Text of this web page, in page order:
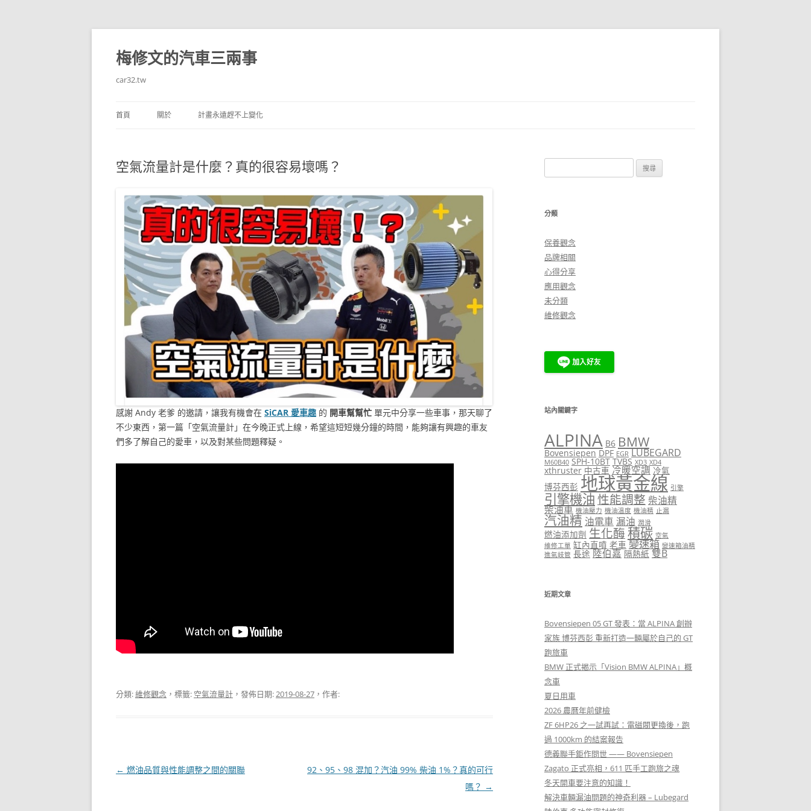
跳
主
要
內
梅修文的汽車三兩事
car32.tw
首頁 關於 計畫永遠趕不上變化
空氣流量計是什麼？真的很容易壞嗎？
感謝 Andy 老爹 的邀請，讓我有機會在 SiCAR 愛車趣 的 開車幫幫忙 單元中分享一些車事，那天聊了
不少東西，第一篇「空氣流量計」在今晚正式上線，希望這短短幾分鐘的時間，能夠讓有興趣的車友
們多了解自己的愛車，以及對某些問題釋疑。
分類:維修觀念 ，標籤: 空氣流量計 ，發佈日期:2019-08-27 ，作者:
文
← 燃油品質與性能調整之間的關聯
92、95、98 混加？汽油 99% 柴油 1%？真的可行
嗎？ →
尋
鍵
分類
保養觀念
品牌相關
心得分享
應用觀念
未分類
維修觀念
站內關鍵字
ALPINA B6 BMW
Bovensiepen DPF EGR LUBEGARD
M60B40 SPH-10BT TVBS XD3 XD4
xthruster 中古車 冷暖空調 冷氣
博芬西彭 地球黃金線 引擎
引擎機油性能調整 柴油精
柴油車 機油壓力 機油溫度 機油精 止漏
汽油精 油電車 漏油 潤滑
燃油添加劑 生化酶積碳 空氣
維修工單 缸內直噴 老車 變速箱 變速箱油精
進氣岐管 長途 陸伯嘉 隔熱紙 雙B
近期文章
Bovensiepen 05 GT 發表：當 ALPINA 創辦
家族 博芬西彭 重新打造一輛屬於自己的 GT
跑旅車
BMW 正式揭示「Vision BMW ALPINA」概
念車
夏日用車
2026 農曆年前健檢
ZF 6HP26 之一試再試：電磁閥更換後，跑
過 1000km 的結案報告
德義聯手鉅作問世 —— Bovensiepen
Zagato 正式亮相，611 匹手工跑旅之魂
冬天開車要注意的知識！
解決車輛漏油問題的神奇利器 – Lubegard